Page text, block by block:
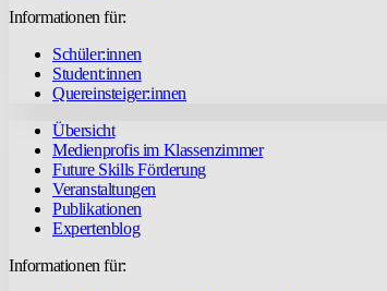
Informationen für:
Schüler:innen
Student:innen
Quereinsteiger:innen
Übersicht
Medienprofis im Klassenzimmer
Future Skills Förderung
Veranstaltungen
Publikationen
Expertenblog
Informationen für: